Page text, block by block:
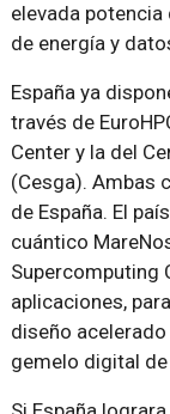
elevada
de energía y
España ya
través de
Center y la del
(Cesga). Ambas
de España. El
cuántico
Supercomputing
aplicaciones,
diseño
gemelo digital de